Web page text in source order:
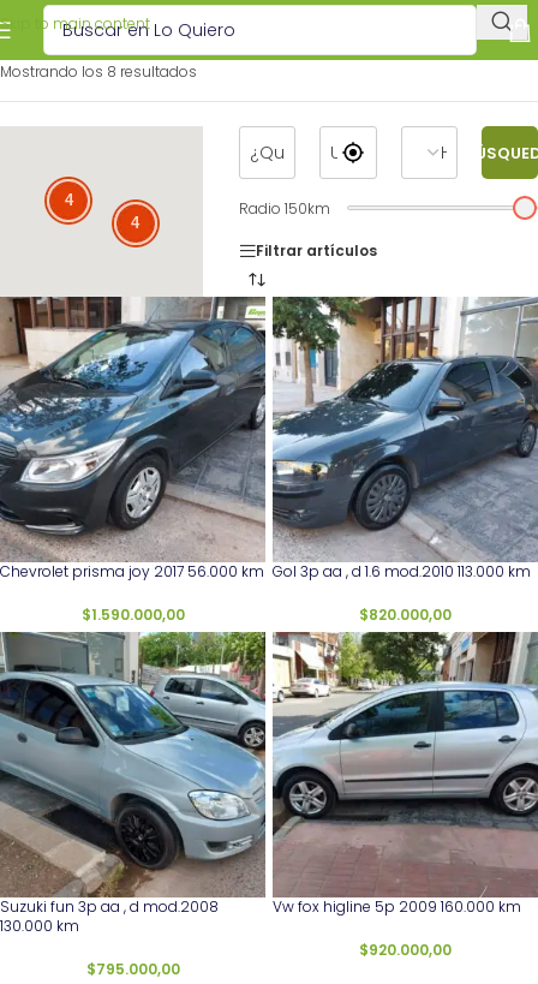
Skip to main content
Mostrando los 8 resultados
4
4 Radio150km
Filtrar artículos
Chevrolet prisma joy 2017 56.000 km
$1.590.000,00
Gol 3p aa , d 1.6 mod.2010 113.000 km
$820.000,00
Suzuki fun 3p aa , d mod.2008
130.000 km
$795.000,00
Vw fox higline 5p 2009 160.000 km
$920.000,00